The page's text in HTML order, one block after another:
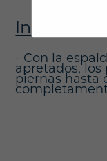
- Con la
apretados, los
piernas hasta